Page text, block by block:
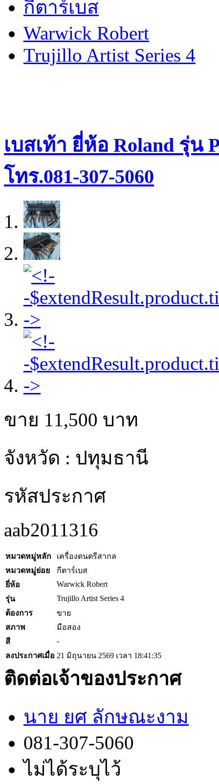
กีตาร์เบส
Warwick Robert
Trujillo Artist Series 4
เบสเท้า ยี่ห้อ Roland รุ่น
โทร.081-307-5060
ขาย 11,500 บาท
จังหวัด : ปทุมธานี
รหัสประกาศ
aab2011316
หมวดหมู่หลัก
เครื่องดนตรีสากล
หมวดหมู่ย่อย
กีตาร์เบส
ยี่ห้อ
Warwick Robert
รุ่น
Trujillo Artist Series 4
ต้องการ
ขาย
สภาพ
มือสอง
สี
-
ลงประกาศเมื่อ 21 มิถุนายน 2569 เวลา 18:41:35
ติดต่อเจ้าของประกาศ
นาย ยศ ลักษณะงาม
081-307-5060
ไม่ได้ระบุไว้